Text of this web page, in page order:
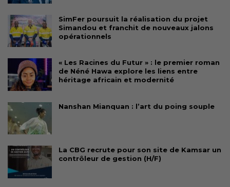
SimFer poursuit la réalisation du projet
Simandou et franchit de nouveaux jalons
opérationnels
« Les Racines du Futur » : le premier roman
de Néné Hawa explore les liens entre
héritage africain et modernité
Nanshan Mianquan : l’art du poing souple
La CBG recrute pour son site de Kamsar un
contrôleur de gestion (H/F)